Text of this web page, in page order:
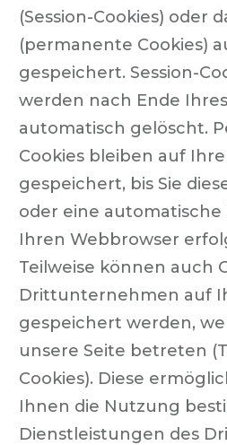
(Session-Cookies) oder
(permanente Cookies)
gespeichert. Session-
werden nach Ende
automatisch gelöscht.
Cookies bleiben auf
gespeichert, bis Sie
oder eine
Ihren Webbrowser
Teilweise können auch
Drittunternehmen auf
gespeichert werden,
unsere Seite betreten
Cookies). Diese
Ihnen die Nutzung
Dienstleistungen des